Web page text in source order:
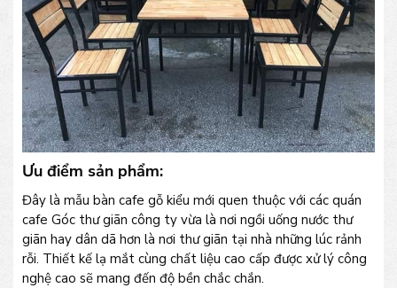
Ưu điểm sản phẩm:
Đây là mẫu bàn cafe gỗ kiểu mới quen thuộc với các quán
cafe Góc thư giãn công ty vừa là nơi ngồi uống nước thư
giãn hay dân dã hơn là nơi thư giãn tại nhà những lúc rảnh
rỗi. Thiết kế lạ mắt cùng chất liệu cao cấp được xử lý công
nghệ cao sẽ mang đến độ bền chắc chắn.